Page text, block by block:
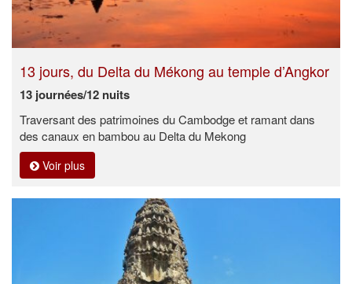
13 jours, du Delta du Mékong au temple d’Angkor
13 journées/12 nuits
Traversant des patrimoines du Cambodge et ramant dans
des canaux en bambou au Delta du Mekong
Voir plus